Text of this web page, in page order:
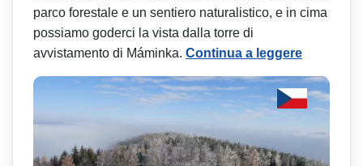
parco forestale e un sentiero naturalistico, e in cima
possiamo goderci la vista dalla torre di
avvistamento di Máminka. Continua a leggere